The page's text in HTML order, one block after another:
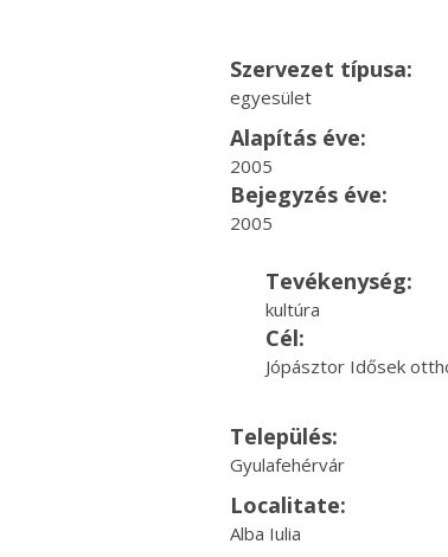
Szervezet típusa:
egyesület
Alapítás éve:
2005
Bejegyzés éve:
2005
Tevékenység:
kultúra
Cél:
Jópásztor Idősek
Település:
Gyulafehérvár
Localitate:
Alba Iulia